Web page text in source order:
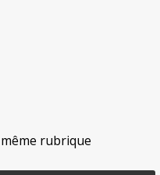
rubrique